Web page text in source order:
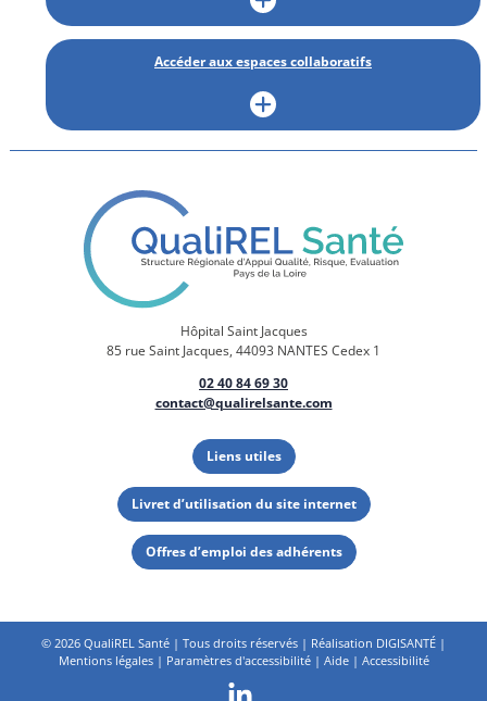
Accéder aux espaces collaboratifs
Hôpital Saint Jacques
85 rue Saint Jacques, 44093 NANTES Cedex 1
02 40 84 69 30
contact@qualirelsante.com
Liens utiles
Livret d’utilisation du site internet
Offres d’emploi des adhérents
© 2026 QualiREL Santé | Tous droits réservés | Réalisation DIGISANTÉ |
Mentions légales| Paramètres d'accessibilité| Aide| Accessibilité